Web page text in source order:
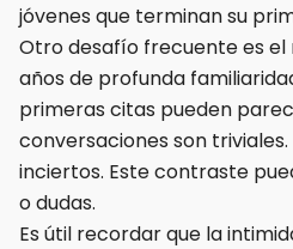
jóvenes que terminan su
Otro desafío frecuente es el
años de profunda
primeras citas pueden
conversaciones son
inciertos. Este contraste
o dudas.
Es útil recordar que la